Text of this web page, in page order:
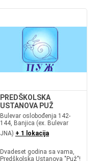
PREDŠKOLSKA
USTANOVA PUŽ
Bulevar oslobođenja 142-
144, Banjica (ex. Bulevar
JNA) + 1 lokacija
Dvadeset godina sa vama,
Predškolska Ustanova "Puž"!